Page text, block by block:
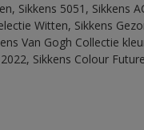
Sikkens 5051, Sikkens
Witten, Sikkens
Van Gogh Collectie
Sikkens Colour